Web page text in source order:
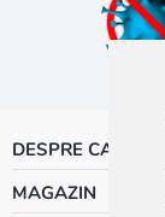
DESPRE CALOR
MAGAZIN